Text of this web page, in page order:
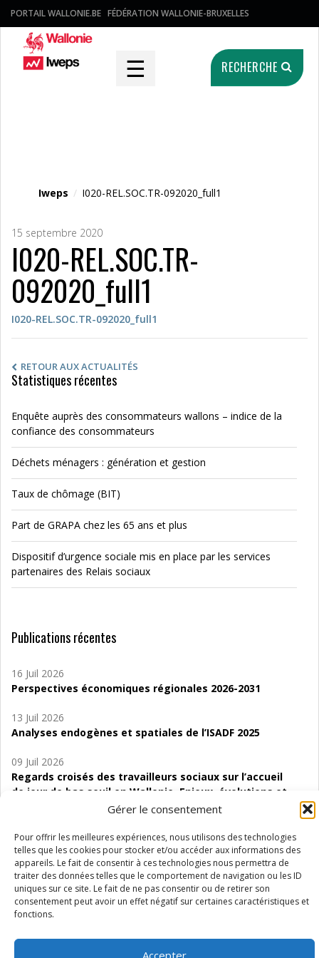
Gérer le consentement
Pour offrir les meilleures expériences, nous utilisons des technologies
telles que les cookies pour stocker et/ou accéder aux informations des
appareils. Le fait de consentir à ces technologies nous permettra de
traiter des données telles que le comportement de navigation ou les ID
uniques sur ce site. Le fait de ne pas consentir ou de retirer son
consentement peut avoir un effet négatif sur certaines caractéristiques et
fonctions.
Accepter
PORTAIL WALLONIE.BE FÉDÉRATION WALLONIE-BRUXELLES
☰ RECHERCHE
Iweps / I020-REL.SOC.TR-092020_full1
15 septembre 2020
I020-REL.SOC.TR-
092020_full1
I020-REL.SOC.TR-092020_full1
RETOUR AUX ACTUALITÉS
Statistiques récentes
Enquête auprès des consommateurs wallons – indice de la
confiance des consommateurs
Déchets ménagers : génération et gestion
Taux de chômage (BIT)
Part de GRAPA chez les 65 ans et plus
Dispositif d’urgence sociale mis en place par les services
partenaires des Relais sociaux
Publications récentes
16 Juil 2026
Perspectives économiques régionales 2026-2031
13 Juil 2026
Analyses endogènes et spatiales de l’ISADF 2025
09 Juil 2026
Regards croisés des travailleurs sociaux sur l’accueil
de jour de bas seuil en Wallonie. Enjeux, évolutions et
06 Juil 2026
Étude d’évaluabilité des Structures
d’accompagnement à l’autocréation d’emploi (SAACE)
01 Juil 2026
Pénurie du personnel infirmier :quels indicateurs
Wallonie ?